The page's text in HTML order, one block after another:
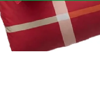
באתר בלבד | על הפריטים המשתתפים במבצע | הנחת האקסטרה מהווה 18% הנחה על היתרה ומתעדכנת אוטומטית בסל הקניות | לא כולל כפל קופונים, הטבות ומבצעים | בכפוף לתקנון האתר | התמונה להמחשה בלבד | בתוקף עד 9.8.26 בשעה 10:00 בבוקר | מלאי מינימלי 100,000 יח׳ |